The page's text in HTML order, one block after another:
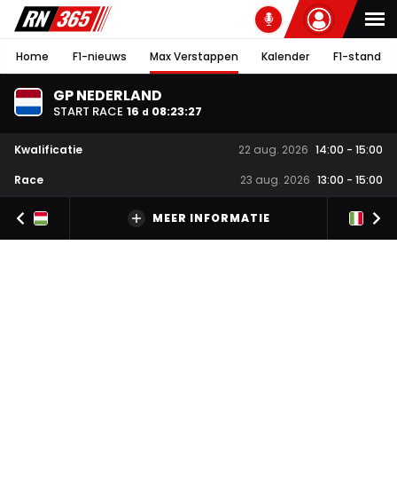
Home F1-nieuws Max Verstappen Kalender F1-stand
GP NEDERLAND
START RACE 16 d 08:23:27
Kwalificatie 22 aug. 2026 14:00 - 15:00
Race
23 aug. 2026 13:00 - 15:00
MEER INFORMATIE